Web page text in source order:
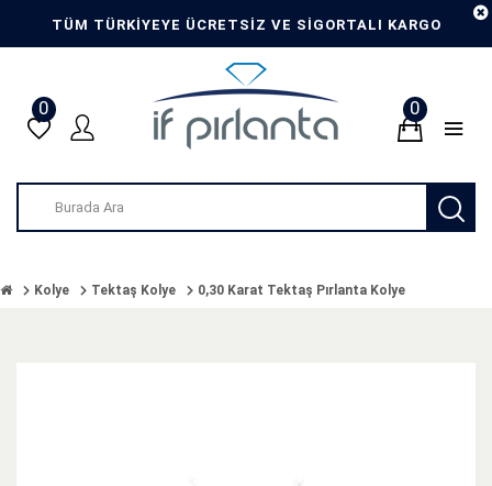
TÜM TÜRKİYEYE ÜCRETSİZ VE SİGORTALI KARGO
0 0
Kolye Tektaş Kolye 0,30 Karat Tektaş Pırlanta Kolye